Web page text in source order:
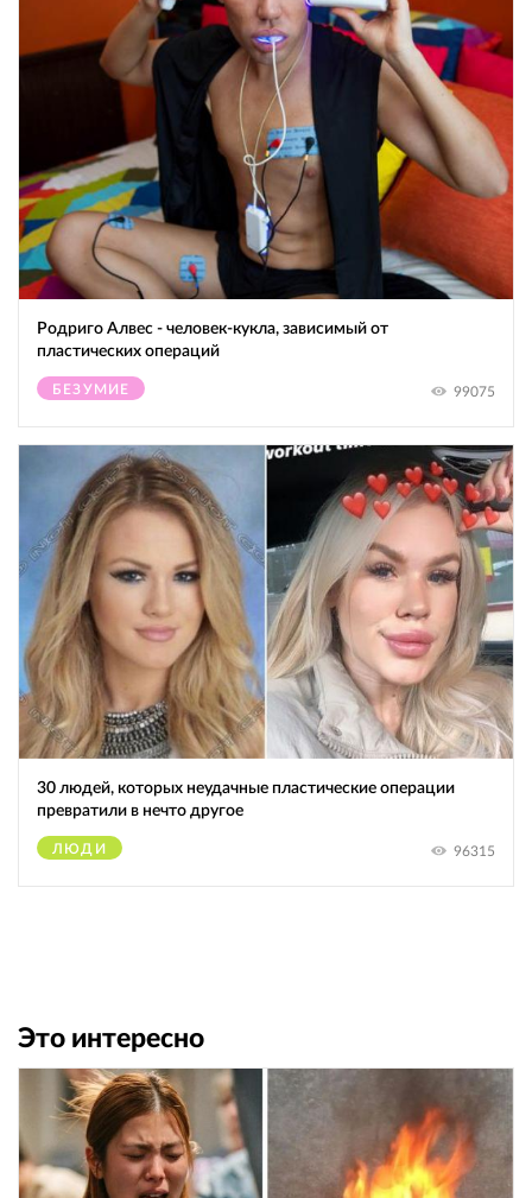
Родриго Алвес - человек-кукла, зависимый от
пластических операций
БЕЗУМИЕ 99075
30 людей, которых неудачные пластические операции
превратили в нечто другое
ЛЮДИ 96315
Это интересно